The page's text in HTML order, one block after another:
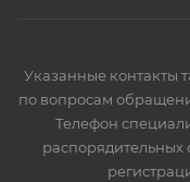
Указанные контакты
по вопросам
Телефон
распорядительных